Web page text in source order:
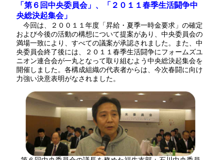
「第６回中央委員会」、「２０１１春季生活闘争中
央総決起集会」
今回は、２００１１年度「昇給・夏季一時金要求」の確定
および今後の活動の構想について提案があり、中央委員会の
満場一致により、すべての議案が承認されました。また、中
央委員会終了後には、２０１１春季生活闘争にフォームズユ
ニオン連合会が一丸となって取り組むよう中央総決起集会を
開催しました。各構成組織の代表者からは、今次春闘に向け
力強い決意表明がなされました。